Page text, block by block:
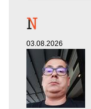
03.08.2026